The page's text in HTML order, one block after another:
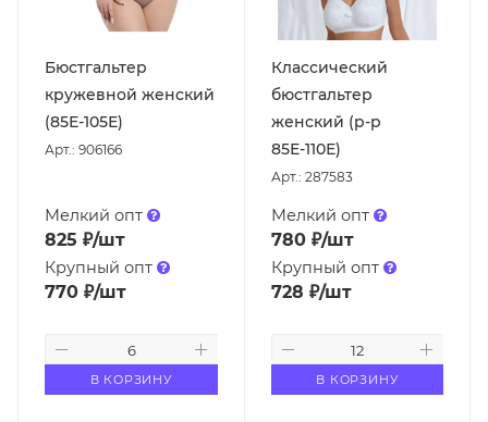
Бюстгальтер
кружевной женский
(85Е-105Е)
Арт.: 906166
Мелкий опт
825 ₽/шт
Крупный опт
770 ₽/шт
В КОРЗИНУ
Классический
бюстгальтер
женский (р-р
85Е-110Е)
Арт.: 287583
Мелкий опт
780₽/шт
Крупный опт
728 ₽/шт
В КОРЗИНУ